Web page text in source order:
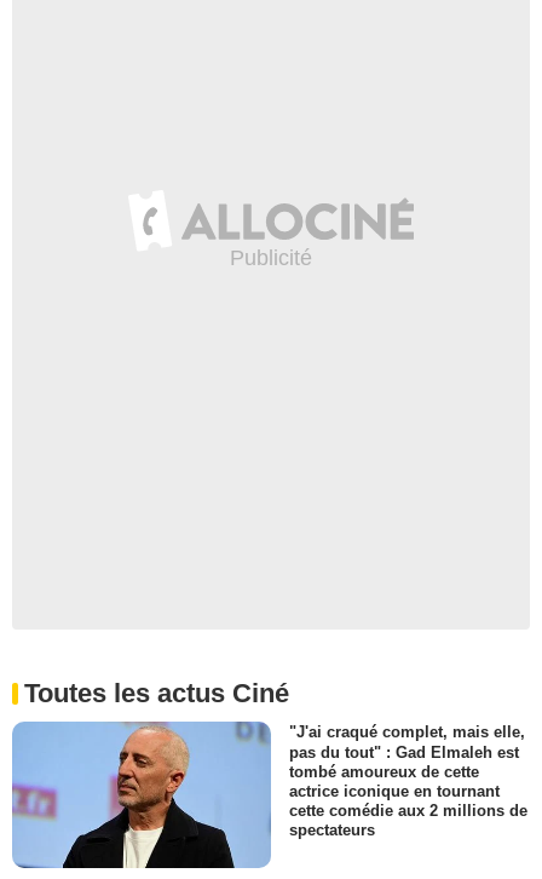
Toutes les actus Ciné
"J'ai craqué complet, mais elle,
pas du tout" : Gad Elmaleh est
tombé amoureux de cette
actrice iconique en tournant
cette comédie aux 2 millions de
spectateurs